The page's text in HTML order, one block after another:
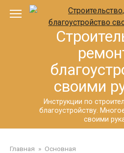
Перейти
своими
Инструкции по
благоустройству.
своими
Главная » Основная